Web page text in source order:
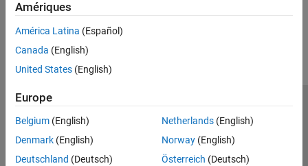
Amériques
América Latina (Español)
Canada (English)
United States (English)
Europe
Belgium (English)
Denmark (English)
Deutschland (Deutsch)
Netherlands(English)
Norway(English)
Österreich (Deutsch)
Lutte anti-piratage
Contacts locaux
© 1994-2026 The MathWorks, Inc.